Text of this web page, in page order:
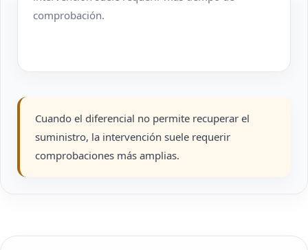
comprobación.
Cuando el diferencial no permite recuperar el
suministro, la intervención suele requerir
comprobaciones más amplias.